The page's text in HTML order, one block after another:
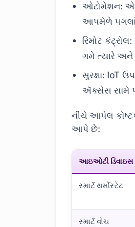
ઓટોમેશન:
આપમેળે
રિમોટ
ગમે ત્યારે
સુરક્ષા: IoT
ઍક્સેસ સામે
નીચે આપેલ
આપે છે:
આઇઓટી ડિવાઇસ
સ્માર્ટ થર્મોસ્ટેટ
સ્માર્ટ વોચ